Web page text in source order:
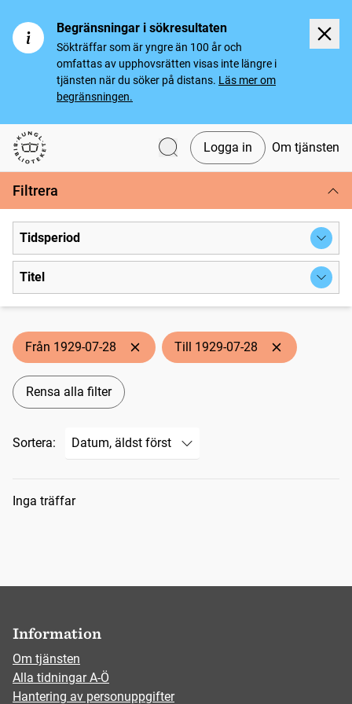
Begränsningar i sökresultaten
Sökträffar som är yngre än 100 år och
omfattas av upphovsrätten visas inte längre i
tjänsten när du söker på distans. Läs mer om
begränsningen.
Svenska tidningar
Logga in Om tjänsten
Filtrera
Tidsperiod
Titel
Från 1929-07-28 Till 1929-07-28
Rensa alla filter
Sortera:
Sökresultat
Inga träffar
Information
Om tjänsten
Alla tidningar A-Ö
Hantering av personuppgifter